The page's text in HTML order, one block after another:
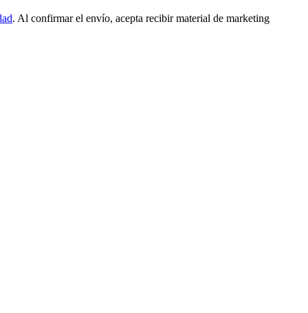
. Al confirmar el envío, acepta recibir material de marketing